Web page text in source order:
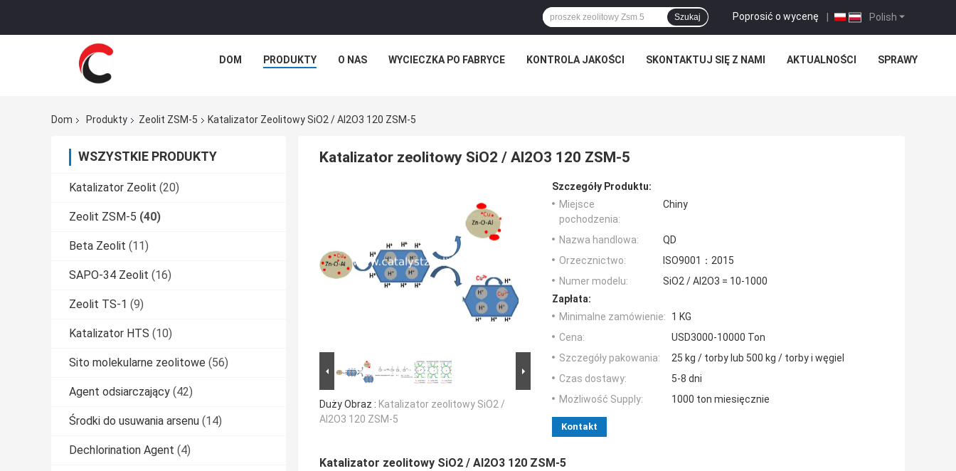
Polish
Poprosić o wycenę |
Szukaj
DOM PRODUKTY O NAS WYCIECZKA PO FABRYCE KONTROLA JAKOŚCI SKONTAKTUJ SIĘ Z NAMI AKTUALNOŚCI SPRAWY
Dom Produkty Zeolit ​​ZSM-5 Katalizator Zeolitowy SiO2 / Al2O3 120 ZSM-5
WSZYSTKIE PRODUKTY
Katalizator Zeolit (20)
Zeolit ​​ZSM-5 (40)
Beta Zeolit (11)
SAPO-34 Zeolit (16)
Zeolit ​​TS-1 (9)
Katalizator HTS (10)
Sito molekularne zeolitowe (56)
Agent odsiarczający (42)
Środki do usuwania arsenu (14)
Dechlorination Agent (4)
Katalizator zeolitowy SiO2 / Al2O3 120 ZSM-5
Duży Obraz : Katalizator zeolitowy SiO2 /
Al2O3 120 ZSM-5
Szczegóły Produktu:
Miejsce
pochodzenia:
Chiny
Nazwa handlowa:
QD
Orzecznictwo:
ISO9001：2015
Numer modelu:
SiO2 / Al2O3 = 10-1000
Zapłata:
Minimalne zamówienie:
1 KG
Cena:
USD3000-10000 Ton
Szczegóły pakowania:
25 kg / torby lub 500 kg / torby i węgiel
Czas dostawy:
5-8 dni
Możliwość Supply:
1000 ton miesięcznie
Kontakt
Katalizator zeolitowy SiO2 / Al2O3 120 ZSM-5